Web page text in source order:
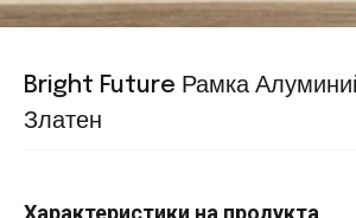
Bright Future Рамка
Златен
Характеристики на продукта